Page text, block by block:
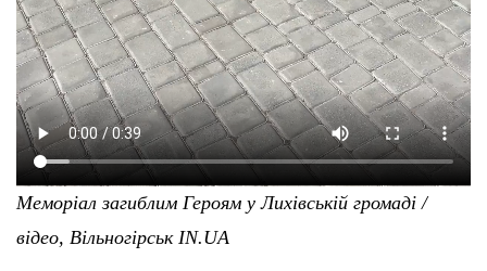
Меморіал загиблим Героям у Лихівській громаді /
відео, Вільногірськ IN.UA